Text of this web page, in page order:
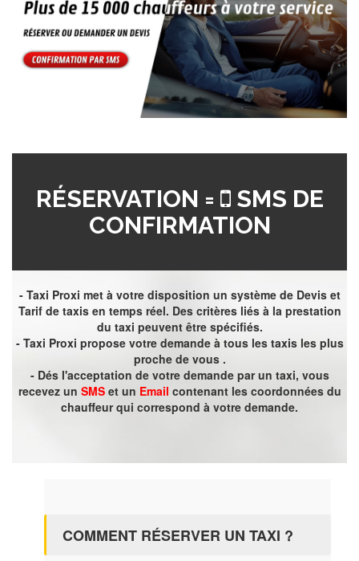
RÉSERVATION =
SMS DE
CONFIRMATION
- Taxi Proxi met à votre disposition un système de Devis et
Tarif de taxis en temps réel. Des critères liés à la prestation
du taxi peuvent être spécifiés.
- Taxi Proxi propose votre demande à tous les taxis les plus
proche de vous .
- Dés l'acceptation de votre demande par un taxi, vous
recevez un SMSet un Email contenant les coordonnées du
chauffeur qui correspond à votre demande.
COMMENT RÉSERVER UN TAXI ?